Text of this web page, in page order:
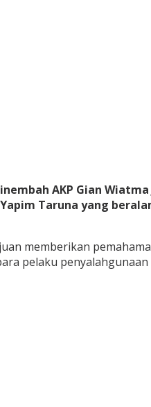
AKP Gian
Taruna yang
memberikan
pelaku